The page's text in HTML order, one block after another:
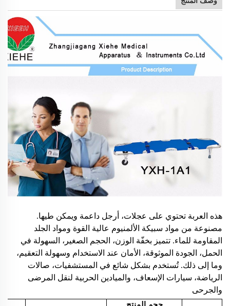
هذه العربة تحتوي على عجلات، أرجل داعمة ويمكن طيها.
مصنوعة من مواد سبيكة الألمنيوم عالية القوة ومواد الجلد
المقاومة للماء. تتميز بخفّة الوزن، الحجم الصغير، السهولة في
الحمل، الجودة الموثوقة، الأمان عند الاستخدام وسهولة التعقيم،
وما إلى ذلك. تُستخدم بشكل شائع في المستشفيات، صالات
الرياضة، سيارات الإسعاف، والميادين الحربية لنقل المرضى
والجرحى